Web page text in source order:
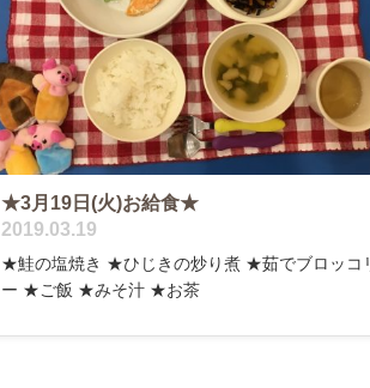
★3月19日(火)お給食★
2019.03.19
★鮭の塩焼き ★ひじきの炒り煮 ★茹でブロッコ
ー ★ご飯 ★みそ汁 ★お茶